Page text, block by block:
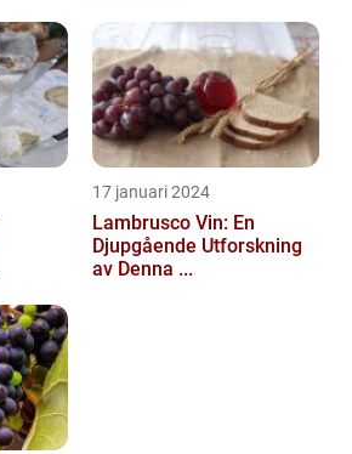
17 januari 2024
Lambrusco Vin: En
Djupgående Utforskning
av Denna ...